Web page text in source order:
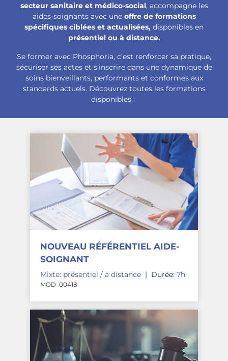
secteur sanitaire et médico-social, accompagne les
aides-soignants avec une offre de formations
spécifiques ciblées et actualisées, disponibles en
présentiel ou à distance.
Se former avec Phosphoria, c’est renforcer sa pratique,
sécuriser ses actes et s’inscrire dans une dynamique de
soins bienveillants, performants et conformes aux
standards actuels. Découvrez toutes les formations
disponibles :
NOUVEAU RÉFÉRENTIEL AIDE-
SOIGNANT
Mixte: présentiel / à distance | Durée: 7h
MOD_00418